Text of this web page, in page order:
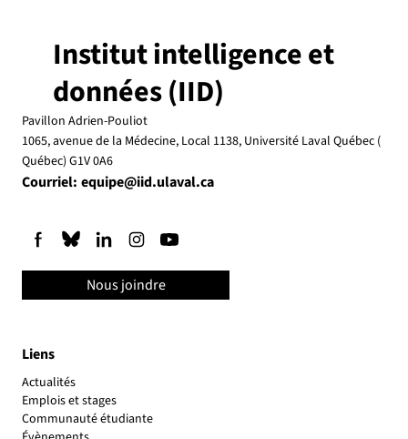
Liens
Actualités
Emplois et stages
Communauté étudiante
Institut intelligence et
données (IID)
Pavillon Adrien-Pouliot
1065, avenue de la Médecine, Local 1138, Université Laval Québec (
Québec) G1V 0A6
Courriel: equipe@iid.ulaval.ca
Nous joindre